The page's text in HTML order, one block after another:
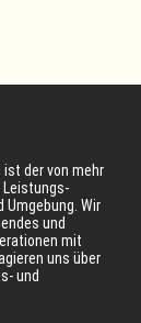
ist der von mehr
Leistungs-
Umgebung. Wir
und
mit
uns über
und